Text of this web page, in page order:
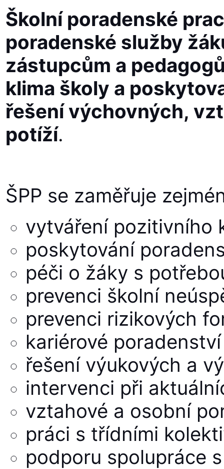
Školní poradenské
poradenské služby
zástupcům a
klima školy a
řešení výchovných,
potíží.
ŠPP se zaměřuje
vytváření pozitivního
poskytování
péči o žáky s
prevenci školní
prevenci rizikových
kariérové poradenství
řešení výukových a
intervenci při
vztahové a osobní
práci s třídními
podporu spolupráce